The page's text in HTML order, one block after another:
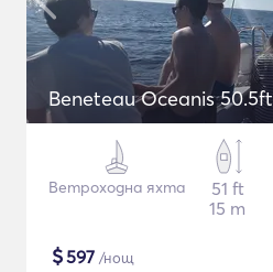
Beneteau Oceanis 50.5ft
Ветроходна яхта
51 ft
15 m
$597 /нощ